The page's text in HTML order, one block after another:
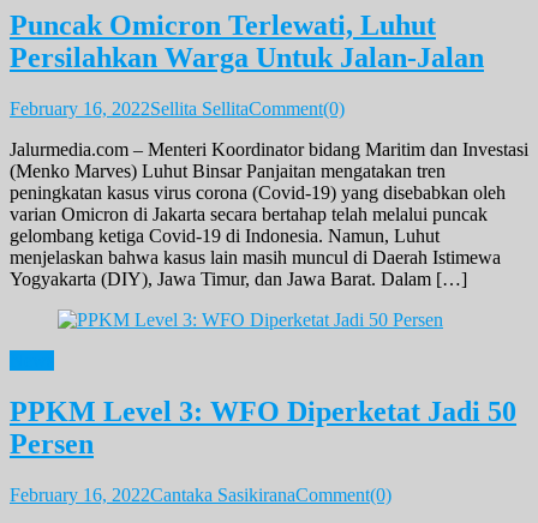
Puncak Omicron Terlewati, Luhut
Persilahkan Warga Untuk Jalan-Jalan
February 16, 2022Sellita SellitaComment(0)
Jalurmedia.com – Menteri Koordinator bidang Maritim dan Investasi
(Menko Marves) Luhut Binsar Panjaitan mengatakan tren
peningkatan kasus virus corona (Covid-19) yang disebabkan oleh
varian Omicron di Jakarta secara bertahap telah melalui puncak
gelombang ketiga Covid-19 di Indonesia. Namun, Luhut
menjelaskan bahwa kasus lain masih muncul di Daerah Istimewa
Yogyakarta (DIY), Jawa Timur, dan Jawa Barat. Dalam […]
PPKM Level 3: WFO Diperketat Jadi 50
Persen
February 16, 2022Cantaka SasikiranaComment(0)